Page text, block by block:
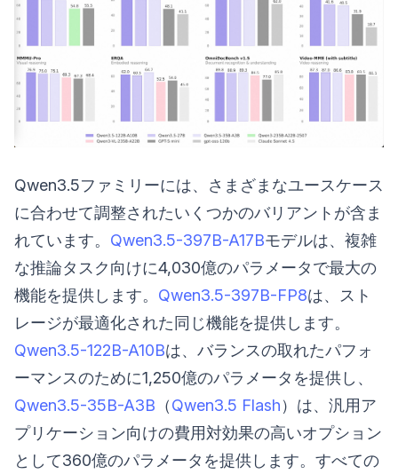
Qwen3.5ファミリーには、さまざまなユースケース
に合わせて調整されたいくつかのバリアントが含ま
れています。 Qwen3.5-397B-A17Bモデルは、複雑
な推論タスク向けに4,030億のパラメータで最大の
機能を提供します。 Qwen3.5-397B-FP8は、スト
レージが最適化された同じ機能を提供します。
Qwen3.5-122B-A10Bは、バランスの取れたパフォ
ーマンスのために1,250億のパラメータを提供し、
Qwen3.5-35B-A3B （Qwen3.5 Flash）は、汎用ア
プリケーション向けの費用対効果の高いオプション
として360億のパラメータを提供します。すべての